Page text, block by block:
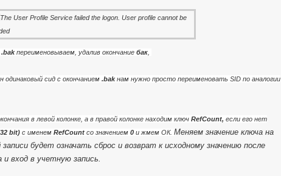
.bakпереименовываем, удалив окончание бак
одинаковый сид с окончанием .bakнам нужно просто переименовать SID по аналогии
в левой колонке, а в правой колонке находим ключ RefCount, если его нет
bit) с именем RefCount со значением 0 и жмем ОК. Меняем значение ключа на
будет означать сброс и возврат к исходному значению после
и вход в учетную запись.